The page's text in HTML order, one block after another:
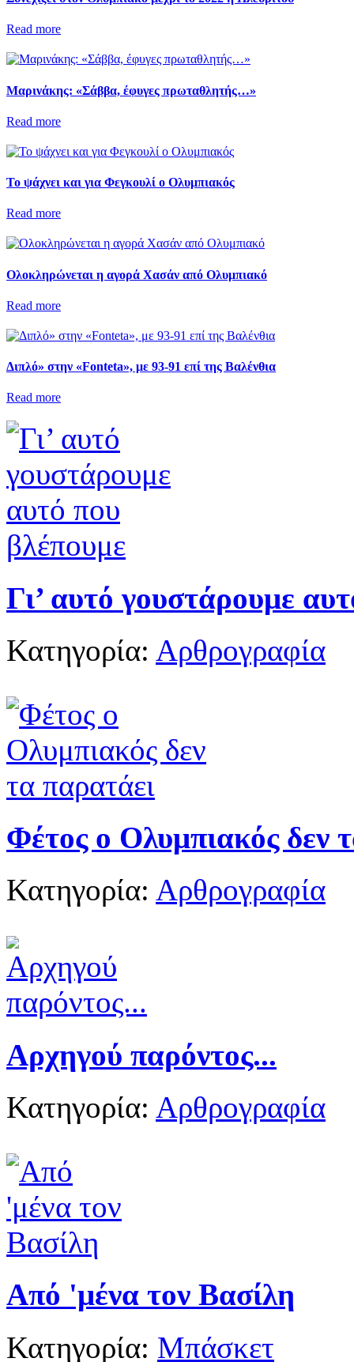
Read more
Μαρινάκης: «Σάββα, έφυγες πρωταθλητής…»
Read more
Το ψάχνει και για Φεγκουλί ο Ολυμπιακός
Read more
Ολοκληρώνεται η αγορά Χασάν από Ολυμπιακό
Read more
Διπλό» στην «Fonteta», με 93-91 επί της Βαλένθια
Read more
Γι’ αυτό γουστάρουμε
Κατηγορία: Αρθρογραφία
Φέτος ο Ολυμπιακός δεν
Κατηγορία: Αρθρογραφία
Αρχηγού παρόντος...
Κατηγορία: Αρθρογραφία
Από 'μένα τον Βασίλη
Κατηγορία: Μπάσκετ